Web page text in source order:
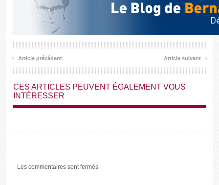
‹ Article précédent Article suivant ›
CES ARTICLES PEUVENT ÉGALEMENT VOUS
INTÉRESSER
Les commentaires sont fermés.